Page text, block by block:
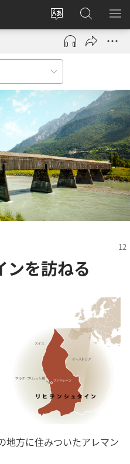
サ
イ
ト
の
言
語
を
変
え
る
ロ
グ
ン
し
い
タ
ブ
で
開
く）
JW.ORG
の
検
メ
を
ンを訪ねる
地方に住みついたアレマン